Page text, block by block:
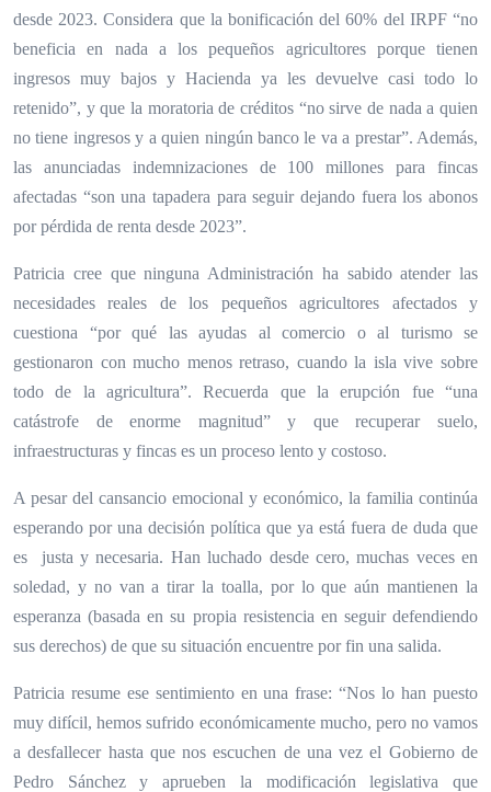
desde 2023. Considera que la bonificación del 60% del IRPF “no
beneficia en nada a los pequeños agricultores porque tienen
ingresos muy bajos y Hacienda ya les devuelve casi todo lo
retenido”, y que la moratoria de créditos “no sirve de nada a quien
no tiene ingresos y a quien ningún banco le va a prestar”. Además,
las anunciadas indemnizaciones de 100 millones para fincas
afectadas “son una tapadera para seguir dejando fuera los abonos
por pérdida de renta desde 2023”.
Patricia cree que ninguna Administración ha sabido atender las
necesidades reales de los pequeños agricultores afectados y
cuestiona “por qué las ayudas al comercio o al turismo se
gestionaron con mucho menos retraso, cuando la isla vive sobre
todo de la agricultura”. Recuerda que la erupción fue “una
catástrofe de enorme magnitud” y que recuperar suelo,
infraestructuras y fincas es un proceso lento y costoso.
A pesar del cansancio emocional y económico, la familia continúa
esperando por una decisión política que ya está fuera de duda que
es justa y necesaria. Han luchado desde cero, muchas veces en
soledad, y no van a tirar la toalla, por lo que aún mantienen la
esperanza(basada en su propia resistencia en seguir defendiendo
sus derechos) de que su situación encuentre por fin una salida.
Patricia resume ese sentimiento en una frase: “Nos lo han puesto
muy difícil, hemos sufrido económicamente mucho, pero no vamos
a desfallecer hasta quenos escuchen de una vez el Gobierno de
Pedro Sánchezy aprueben la modificación legislativa que